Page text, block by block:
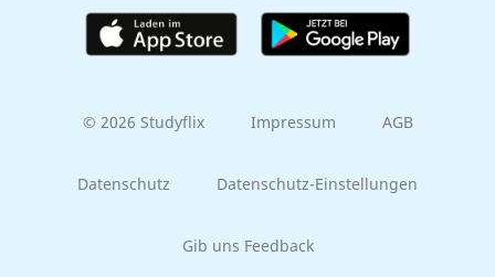
© 2026 Studyflix Impressum AGB
Datenschutz Datenschutz-Einstellungen
Gib uns Feedback